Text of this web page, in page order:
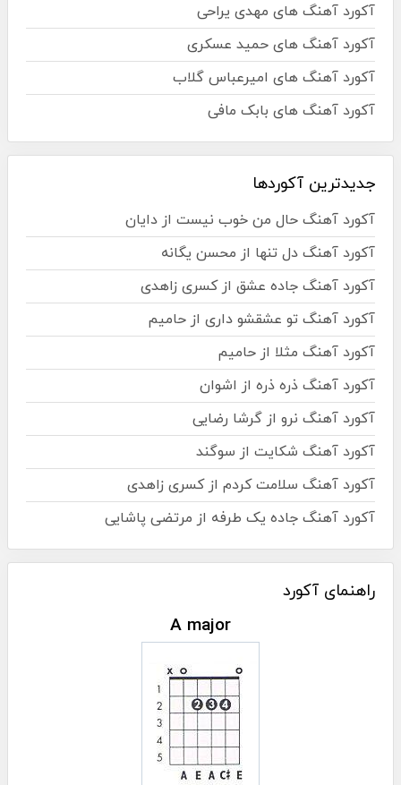
آکورد آهنگ های مهدی یراحی
آکورد آهنگ های حمید عسکری
آکورد آهنگ های امیرعباس گلاب
آکورد آهنگ های بابک مافی
جدیدترین آکوردها
آکورد آهنگ حال من خوب نیست از دایان
آکورد آهنگ دل تنها از محسن یگانه
آکورد آهنگ جاده عشق از کسری زاهدی
آکورد آهنگ تو عشقشو داری از حامیم
آکورد آهنگ مثلا از حامیم
آکورد آهنگ ذره ذره از اشوان
آکورد آهنگ نرو از گرشا رضایی
آکورد آهنگ شکایت از سوگند
آکورد آهنگ سلامت کردم از کسری زاهدی
آکورد آهنگ جاده یک طرفه از مرتضی پاشایی
راهنمای آکورد
A major